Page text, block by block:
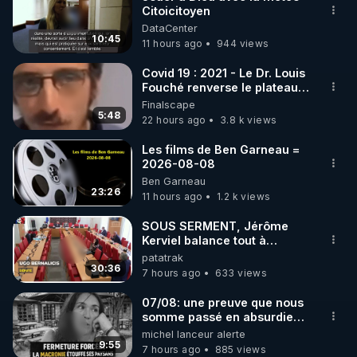
🌱 INSTAGRAM
https://www.instagram.com/rdlr_thierrycasasnovas/
http://rgnr.li/instagram
🌱 LA NEWSLETTER
Pour ne pas rater l’actualité RGNR (stages,
http://rgnr.li/news
🌱 VIDÉOS NON CENSURÉES SUR ODYSEE
Toutes les vidéos Youtube sont aussi sur la
http://rgnr.li/odysee
🌱 LES STAGES EN PRÉSENTIEL
http://rgnr.li/stages
10:45
Citoicitoyen
DataCenter
11 hours ago
944 views
5:48
Covid 19 : 2021 - Le Dr. Louis
Fouché renverse le plateau
de CNews !
Finalscape
22 hours ago
3.8 k views
23:26
Les films de Ben Garneau =
2026-08-08
Ben Garneau
11 hours ago
1.2 k views
30:36
SOUS SERMENT, Jérôme
Kerviel balance tout à
l'Assemblée !
patatrak
7 hours ago
633 views
9:55
07/08: une preuve que nous
somme passé en absurdie
une dictature qui veut faire
taire ses opposant !
michel lanceur alerte
7 hours ago
885 views